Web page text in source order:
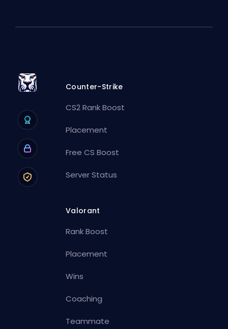
Counter-Strike
CS2 Rank Boost
Placement
Free CS Boost
Server Status
Valorant
Rank Boost
Placement
Wins
Coaching
Teammate